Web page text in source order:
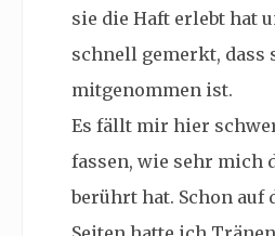
sie die Haft erlebt hat
schnell gemerkt, dass
mitgenommen ist.
Es fällt mir hier
fassen, wie sehr mich
berührt hat. Schon auf